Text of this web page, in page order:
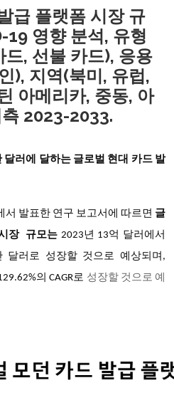
급 플랫폼 시장 규
19 영향 분석, 유형
, 선불 카드), 응용
), 지역(북미, 유럽,
아메리카, 중동, 아
2023-2033.
달러에 달하는 글로벌 현대 카드 발
서 발표한 연구 보고서에 따르면 글
장 규모는 2023년 13억 달러에서
달러로 성장할 것으로 예상되며,
의 CAGR로 성장할 것으로 예